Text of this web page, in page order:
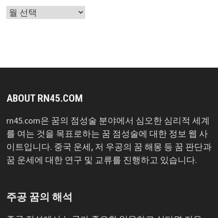
글
ABOUT RN45.COM
rn45.com은 꿈의 점성술 분야에서 심오한 심리적 세계
를 여는 것을 목표로하는 꿈 점성술에 대한 정보 웹 사
이트입니다. 중국 운세, 저 우공의 꿈 해몽 등 꿈 판단과
꿈 운세에 대한 연구 및 교류를 진행하고 있습니다.
주공 꿈의 해석